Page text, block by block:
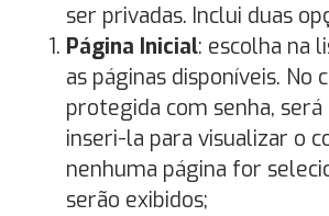
ser privadas. Inclui duas
Página Inicial: escolha na
as páginas disponíveis. No
protegida com senha, será
inseri-la para visualizar o
nenhuma página for
serão exibidos;